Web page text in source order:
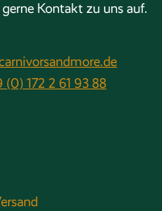
Kontakt zu uns auf.
(0) 172 2 61 93 88